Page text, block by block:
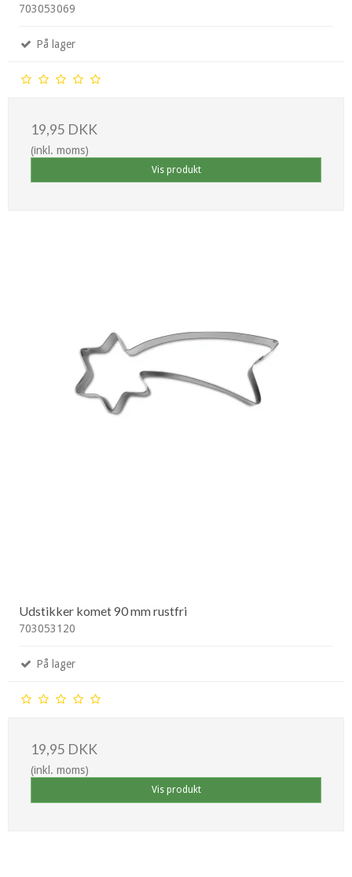
703053069
På lager
19,95 DKK
(inkl. moms)
Vis produkt
Udstikker komet 90 mm rustfri
703053120
På lager
19,95 DKK
(inkl. moms)
Vis produkt